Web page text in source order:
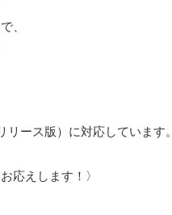
、
リース版）に対応しています。
応えします！〉